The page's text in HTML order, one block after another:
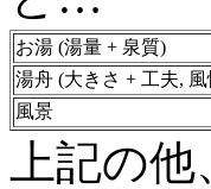
お湯 (湯量 + 泉質)
湯舟 (大きさ + 工夫,
風景
上記の